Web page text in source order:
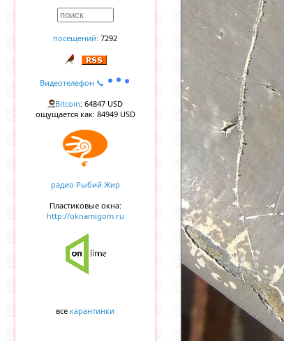
посещений: 7292
Видеотелефон 📞
Bitcoin: 64847 USD
ощущается как: 84949 USD
радио Рыбий Жир
Пластиковые окна:
http://oknamigom.ru
все карантинки